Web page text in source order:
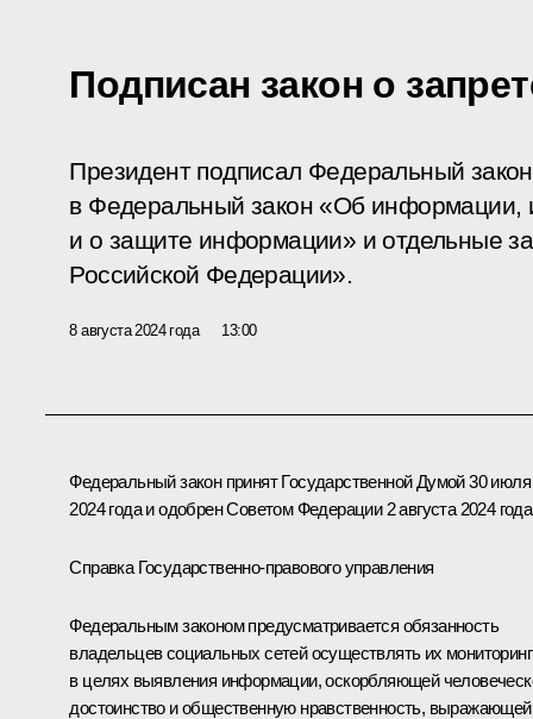
Подписан закон о
Президент подписал Федеральный
в Федеральный закон «Об информации,
и о защите информации» и отдельные
Российской Федерации».
8 августа 2024 года 13:00
Федеральный закон принят Государственной Думой 30 июля
2024 года и одобрен Советом Федерации 2 августа 2024
Справка Государственно-правового управления
Федеральным законом предусматривается обязанность
владельцев социальных сетей осуществлять их мониторинг
в целях выявления информации, оскорбляющей
достоинство и общественную нравственность, выражающей